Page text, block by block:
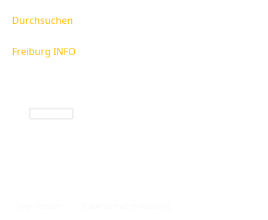
Durchsuchen
Freiburg INFO